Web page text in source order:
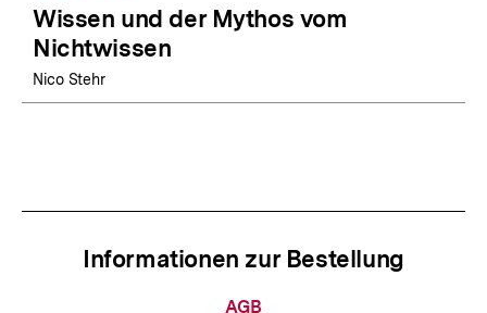
Wissen und der Mythos vom
Nichtwissen
Nico Stehr
Informationen zur Bestellung
Informationen
AGB